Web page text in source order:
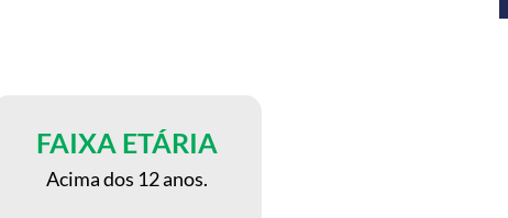
FAIXA ETÁRIA
Acima dos 12 anos.